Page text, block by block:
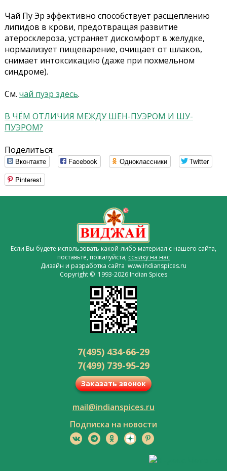
Чай Пу Эр эффективно способствует расщеплению
липидов в крови, предотвращая развитие
атеросклероза, устраняет дискомфорт в желудке,
нормализует пищеварение, очищает от шлаков,
снимает интоксикацию (даже при похмельном
синдроме).
См. чай пуэр здесь.
В ЧЁМ ОТЛИЧИЯ МЕЖДУ ШЕН-ПУЭРОМ И ШУ-
ПУЭРОМ?
Поделиться:
Вконтакте Facebook Одноклассники
Twitter
Pinterest
Если Вы будете использовать какой-либо материал с нашего сайта,
поставьте, пожалуйста, ссылку на нас
Дизайн и разработка сайта www.indianspices.ru
Copyright © 1993-2026 Indian Spices
7(495) 434-66-29
7(499) 739-95-29
Заказать звонок
mail@indianspices.ru
Подписка на новости